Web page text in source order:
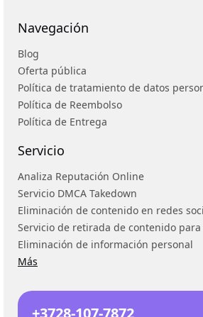
Navegación
Blog
Oferta pública
Política de tratamiento de datos
Política de Reembolso
Política de Entrega
Servicio
Analiza Reputación Online
Servicio DMCA Takedown
Eliminación de contenido en redes
Servicio de retirada de contenido
Eliminación de información personal
Más
+3728-107-7872